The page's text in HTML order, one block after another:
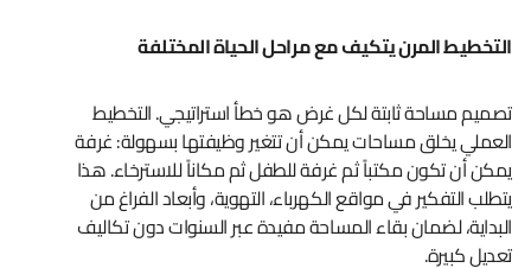
التخطيط المرن يتكيف مع مراحل الحياة المختلفة
تصميم مساحة ثابتة لكل غرض هو خطأ استراتيجي. التخطيط
العملي يخلق مساحات يمكن أن تتغير وظيفتها بسهولة: غرفة
يمكن أن تكون مكتباً ثم غرفة للطفل ثم مكاناً للاسترخاء. هذا
يتطلب التفكير في مواقع الكهرباء، التهوية، وأبعاد الفراغ من
البداية، لضمان بقاء المساحة مفيدة عبر السنوات دون تكاليف
تعديل كبيرة.